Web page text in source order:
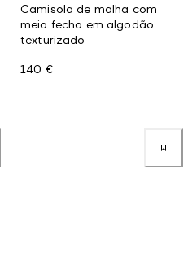
Camisola de malha com
meio fecho em algodão
texturizado
140 €